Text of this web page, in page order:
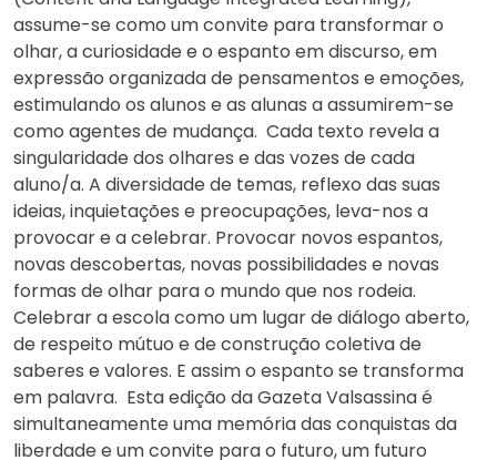
assume-se como um convite para transformar o
olhar, a curiosidade e o espanto em discurso, em
expressão organizada de pensamentos e emoções,
estimulando os alunos e as alunas a assumirem-se
como agentes de mudança. Cada texto revela a
singularidade dos olhares e das vozes de cada
aluno/a. A diversidade de temas, reflexo das suas
ideias, inquietações e preocupações, leva-nos a
provocar e a celebrar. Provocar novos espantos,
novas descobertas, novas possibilidades e novas
formas de olhar para o mundo que nos rodeia.
Celebrar a escola como um lugar de diálogo aberto,
de respeito mútuo e de construção coletiva de
saberes e valores. E assim o espanto se transforma
em palavra. Esta edição da Gazeta Valsassina é
simultaneamente uma memória das conquistas da
liberdade e um convite para o futuro, um futuro